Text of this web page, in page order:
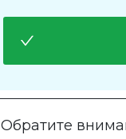
Обратите